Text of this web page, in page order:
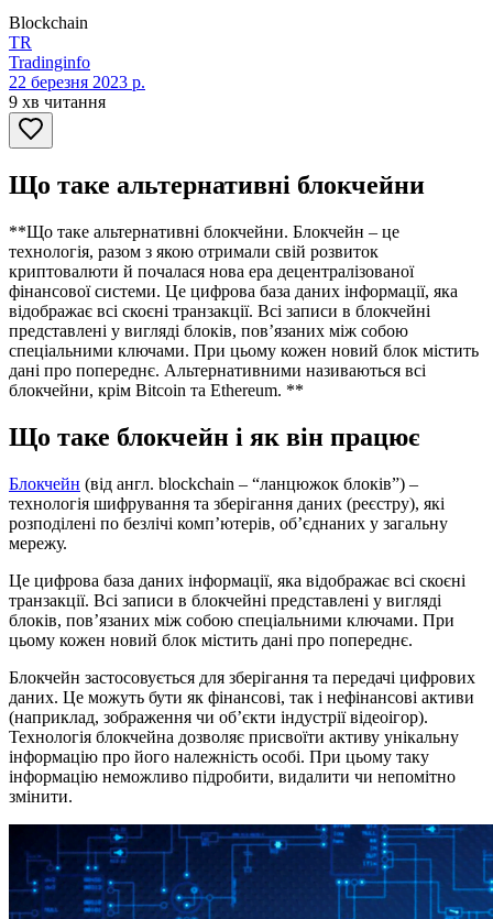
Blockchain
TR
Tradinginfo
22 березня 2023 р.
9 хв читання
Що таке альтернативні блокчейни
**Що таке альтернативні блокчейни. Блокчейн – це
технологія, разом з якою отримали свій розвиток
криптовалюти й почалася нова ера децентралізованої
фінансової системи. Це цифрова база даних інформації, яка
відображає всі скоєні транзакції. Всі записи в блокчейні
представлені у вигляді блоків, пов’язаних між собою
спеціальними ключами. При цьому кожен новий блок містить
дані про попереднє. Альтернативними називаються всі
блокчейни, крім Bitcoin та Ethereum. **
Що таке блокчейн і як він працює
Блокчейн (від англ. blockchain – “ланцюжок блоків”) –
технологія шифрування та зберігання даних (реєстру), які
розподілені по безлічі комп’ютерів, об’єднаних у загальну
мережу.
Це цифрова база даних інформації, яка відображає всі скоєні
транзакції. Всі записи в блокчейні представлені у вигляді
блоків, пов’язаних між собою спеціальними ключами. При
цьому кожен новий блок містить дані про попереднє.
Блокчейн застосовується для зберігання та передачі цифрових
даних. Це можуть бути як фінансові, так і нефінансові активи
(наприклад, зображення чи об’єкти індустрії відеоігор).
Технологія блокчейна дозволяє присвоїти активу унікальну
інформацію про його належність особі. При цьому таку
інформацію неможливо підробити, видалити чи непомітно
змінити.